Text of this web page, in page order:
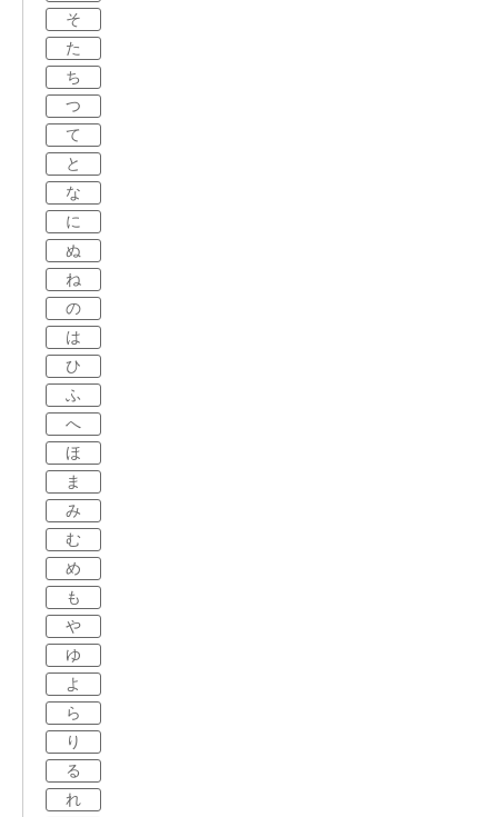
そ
た
ち
つ
て
と
な
に
ぬ
ね
の
は
ひ
ふ
へ
ほ
ま
み
む
め
も
や
ゆ
よ
ら
り
る
れ